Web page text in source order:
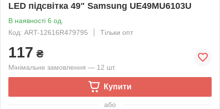
LED підсвітка 49" Samsung UE49MU6103U
В наявності 6 од.
Код: ART-12616R479795
Тільки опт
117 ₴
Мінімальне замовлення — 12 шт.
Купити
або